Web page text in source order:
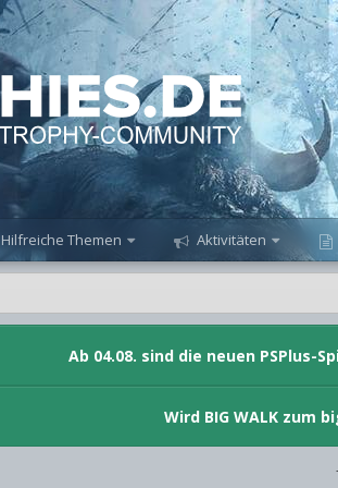
Hilfreiche Themen Aktivitäten
Ab 04.08. sind die neuen PSPlus-
Wird BIG WALK zum